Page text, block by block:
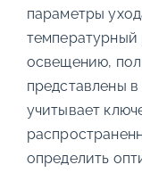
параметры
освещению,
представлены
учитывает
определить